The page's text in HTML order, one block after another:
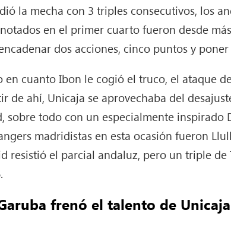
la mecha con 3 triples consecutivos, los
en el primer cuarto fueron desde
dos acciones, cinco puntos y
cuanto Ibon le cogió el truco, el ataque
ahí, Unicaja se aprovechaba del
todo con un especialmente inspirado
madridistas en esta ocasión fueron
resistió el parcial andaluz, pero un triple
frenó el talento de Unicaja